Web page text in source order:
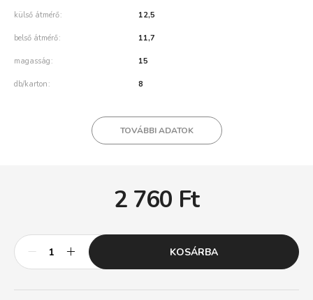
külső átmérő 12,5
belső átmérő 11,7
magasság 15
db/karton 8
TOVÁBBI ADATOK
2 760 Ft
KOSÁRBA